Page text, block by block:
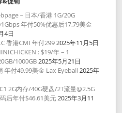
– 日本/香港 1G/20G
年付50%优惠后17.79美金
4日
香港CMI 年付2992025年11月5日
: $19/年 – 1
1000GB2025年5月21日
年付49.99美金 Lax Eyeball 2025年
2G内存/40G硬盘/2T流量@2.5G
后年付$46.61美元2025年3月11